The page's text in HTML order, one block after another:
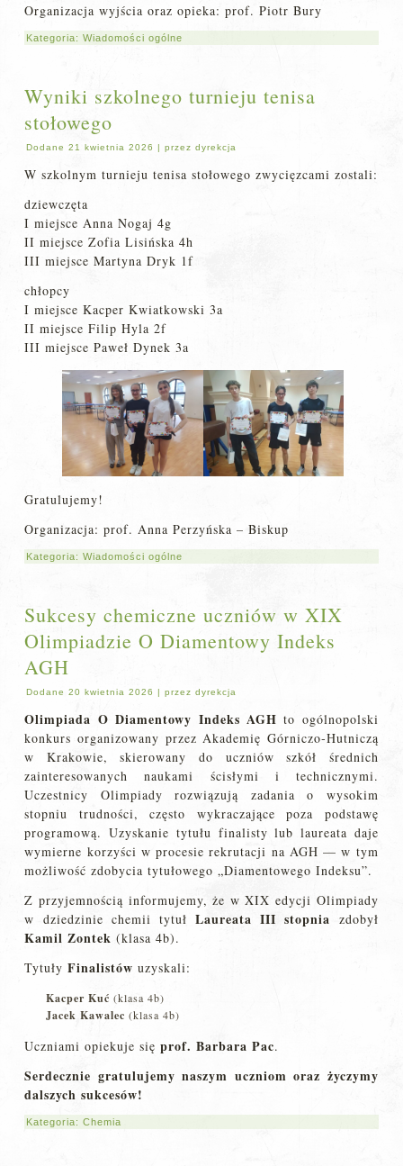
Organizacja wyjścia oraz opieka: prof. Piotr Bury
Kategoria:Wiadomości ogólne
Wyniki szkolnego turnieju tenisa
stołowego
Dodane 21 kwietnia 2026 |przez dyrekcja
W szkolnym turnieju tenisa stołowego zwycięzcami zostali:
dziewczęta
I miejsce Anna Nogaj 4g
II miejsce Zofia Lisińska 4h
III miejsce Martyna Dryk 1f
chłopcy
I miejsce Kacper Kwiatkowski 3a
II miejsce Filip Hyla 2f
III miejsce Paweł Dynek 3a
Gratulujemy!
Organizacja: prof. Anna Perzyńska – Biskup
Kategoria:Wiadomości ogólne
Sukcesy chemiczne uczniów w XIX
Olimpiadzie O Diamentowy Indeks
AGH
Dodane 20 kwietnia 2026 |przez dyrekcja
Olimpiada O Diamentowy Indeks AGH to ogólnopolski
konkurs organizowany przez Akademię Górniczo‑Hutniczą
w Krakowie, skierowany do uczniów szkół średnich
zainteresowanych naukami ścisłymi i technicznymi.
Uczestnicy Olimpiady rozwiązują zadania o wysokim
stopniu trudności, często wykraczające poza podstawę
programową. Uzyskanie tytułu finalisty lub laureata daje
wymierne korzyści w procesie rekrutacji na AGH — w tym
możliwość zdobycia tytułowego „Diamentowego Indeksu”.
Z przyjemnością informujemy, że w XIX edycji Olimpiady
w dziedzinie chemii tytułLaureata III stopnia zdobył
Kamil Zontek (klasa 4b).
TytułyFinalistów uzyskali:
Kacper Kuć (klasa 4b)
Jacek Kawalec (klasa 4b)
Uczniami opiekuje sięprof. Barbara Pac.
Serdecznie gratulujemy naszym uczniom oraz życzymy
dalszych sukcesów!
Kategoria:Chemia